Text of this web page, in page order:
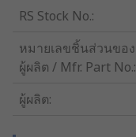
RS Stock No.:
หมายเลขชิ้นส่วนของ
ผู้ผลิต / Mfr. Part No.:
ผู้ผลิต: